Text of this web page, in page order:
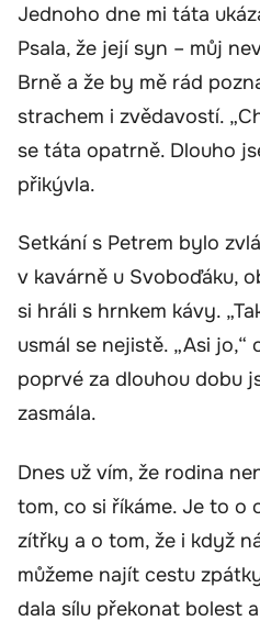
Jednoho dne mi táta
Psala, že její syn – můj
Brně a že by mě rád
strachem i zvědavostí.
se táta opatrně. Dlouho
přikývla.
Setkání s Petrem bylo
v kavárně u Svoboďáku,
si hráli s hrnkem kávy.
usmál se nejistě. „Asi jo,“
poprvé za dlouhou dobu
zasmála.
Dnes už vím, že rodina
tom, co si říkáme. Je to o
zítřky a o tom, že i když
můžeme najít cestu
dala sílu překonat bolest